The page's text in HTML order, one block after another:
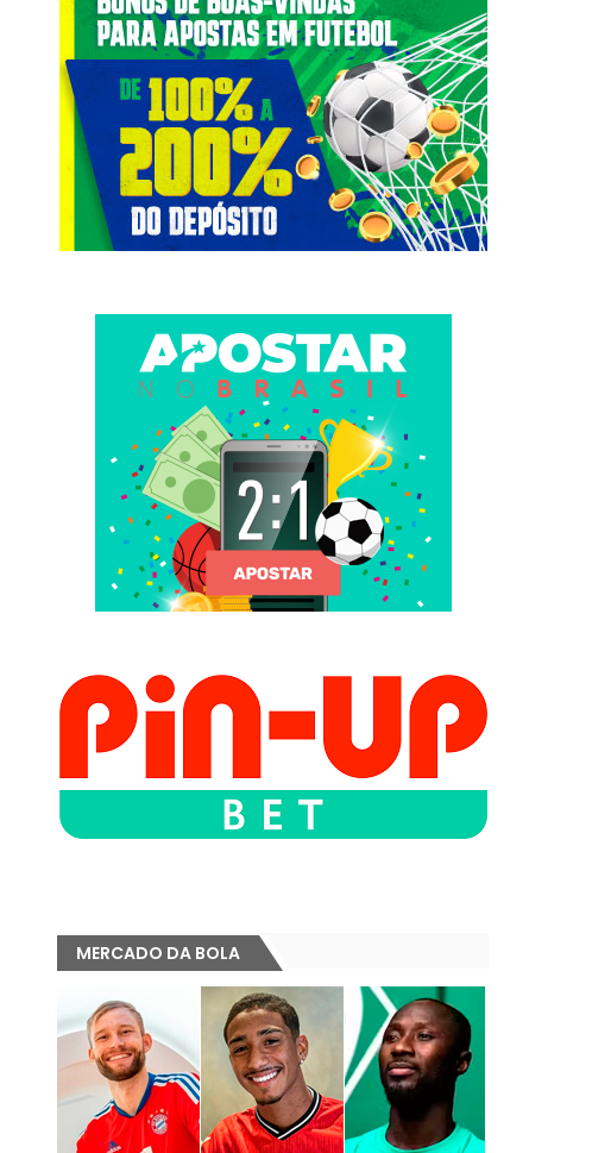
MERCADO DA BOLA